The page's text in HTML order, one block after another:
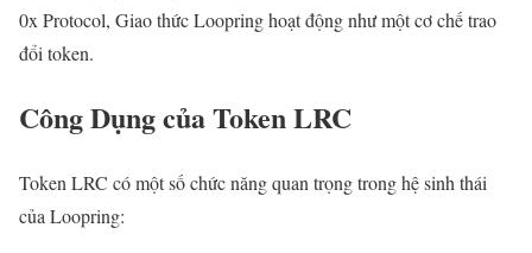
0x Protocol, Giao thức Loopring hoạt động như một cơ chế trao
đổi token.
Công Dụng của Token LRC
Token LRC có một số chức năng quan trọng trong hệ sinh thái
của Loopring: